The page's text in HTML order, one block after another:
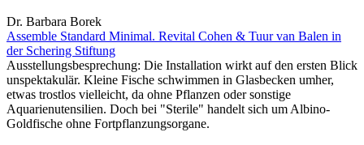
Dr. Barbara Borek
Assemble Standard Minimal. Revital Cohen & Tuur van Balen in
der Schering Stiftung
Ausstellungsbesprechung: Die Installation wirkt auf den ersten Blick
unspektakulär. Kleine Fische schwimmen in Glasbecken umher,
etwas trostlos vielleicht, da ohne Pflanzen oder sonstige
Aquarienutensilien. Doch bei "Sterile" handelt sich um Albino-
Goldfische ohne Fortpflanzungsorgane.